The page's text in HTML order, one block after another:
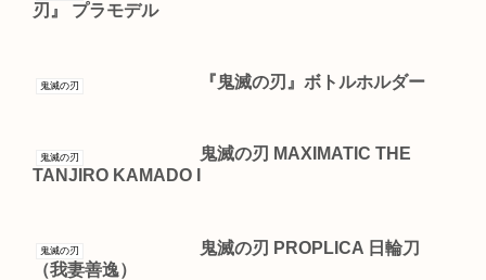
刃』 プラモデル
鬼滅の刃 『鬼滅の刃』ボトルホルダー
鬼滅の刃
鬼滅の刃 MAXIMATIC THE
TANJIRO KAMADO I
鬼滅の刃
鬼滅の刃 PROPLICA 日輪刀
（我妻善逸）